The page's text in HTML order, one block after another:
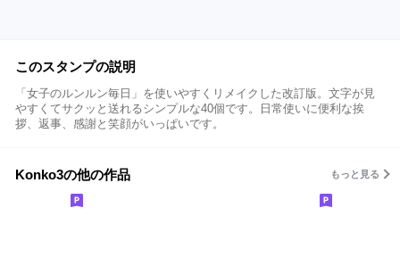
このスタンプの説明
「女子のルンルン毎日」を使いやすくリメイクした改訂版。文字が見
やすくてサクッと送れるシンプルな40個です。日常使いに便利な挨
拶、返事、感謝と笑顔がいっぱいです。
Konko3の他の作品 もっと見る